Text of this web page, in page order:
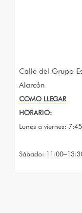
Calle del Grupo
Alarcón
COMO LLEGAR
HORARIO:
Lunes a viernes:
Sábado: